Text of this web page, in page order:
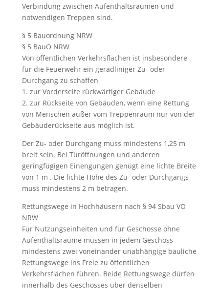
Verbindung zwischen Aufenthaltsräumen und
notwendigen Treppen sind.
§ 5 Bauordnung NRW
§ 5 BauO NRW
Von öffentlichen Verkehrsflächen ist insbesondere
für die Feuerwehr ein geradliniger Zu- oder
Durchgang zu schaffen
1. zur Vorderseite rückwärtiger Gebäude
2. zur Rückseite von Gebäuden, wenn eine Rettung
von Menschen außer vom Treppenraum nur von der
Gebäuderückseite aus möglich ist.
Der Zu- oder Durchgang muss mindestens 1,25 m
breit sein. Bei Türöffnungen und anderen
geringfügigen Einengungen genügt eine lichte Breite
von 1 m . Die lichte Höhe des Zu- oder Durchgangs
muss mindestens 2 m betragen.
Rettungswege in Hochhäusern nach § 94 Sbau VO
NRW
Für Nutzungseinheiten und für Geschosse ohne
Aufenthaltsräume müssen in jedem Geschoss
mindestens zwei voneinander unabhängige bauliche
Rettungswege ins Freie zu öffentlichen
Verkehrsflächen führen. Beide Rettungswege dürfen
innerhalb des Geschosses über denselben